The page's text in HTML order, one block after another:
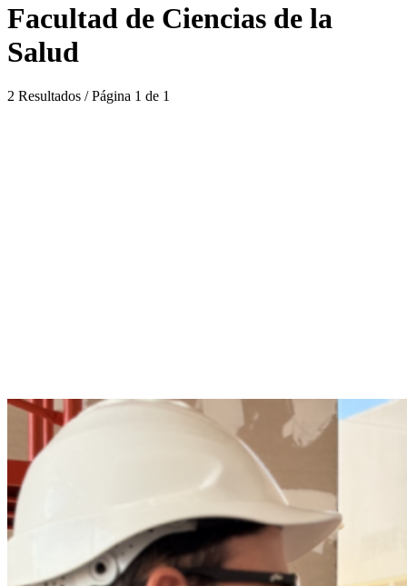
Facultad de Ciencias de la
Salud
2 Resultados / Página 1 de 1